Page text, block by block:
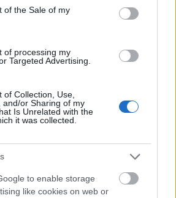
of the Sale of my
of processing my
Targeted Advertising.
of Collection, Use,
and/or Sharing of my
Is Unrelated with the
it was collected.
to enable storage
like cookies on web or
5.